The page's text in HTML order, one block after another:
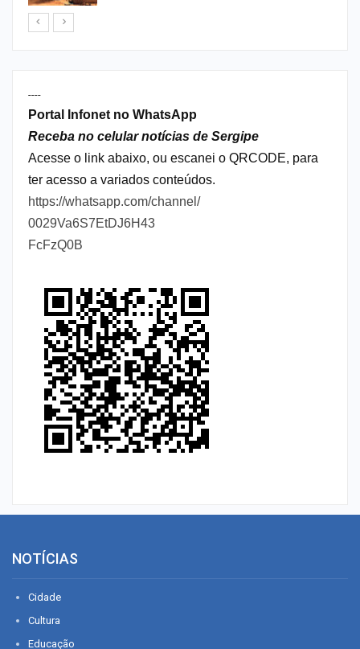
----
Portal Infonet no WhatsApp
Receba no celular notícias de Sergipe
Acesse o link abaixo, ou escanei o QRCODE, para
ter acesso a variados conteúdos.
https://whatsapp.com/channel/
0029Va6S7EtDJ6H43
FcFzQ0B
NOTÍCIAS
Cidade
Cultura
Educação